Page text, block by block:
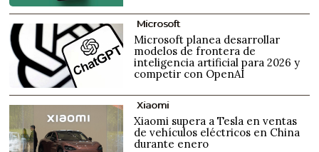
Microsoft
Microsoft planea desarrollar
modelos de frontera de
inteligencia artificial para 2026 y
competir con OpenAI
Xiaomi
Xiaomi supera a Tesla en ventas
de vehículos eléctricos en China
durante enero